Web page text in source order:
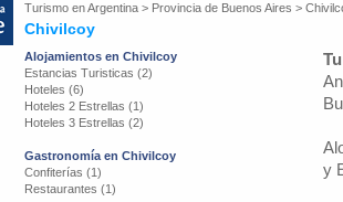
Turismo enArgentina > Provincia de Buenos Aires >
Chivilcoy
Alojamientos en Chivilcoy
Estancias Turisticas (2)
Hoteles (6)
Hoteles 2 Estrellas (1)
Hoteles 3 Estrellas (2)
Gastronomía en Chivilcoy
Confiterías (1)
Restaurantes (1)
y